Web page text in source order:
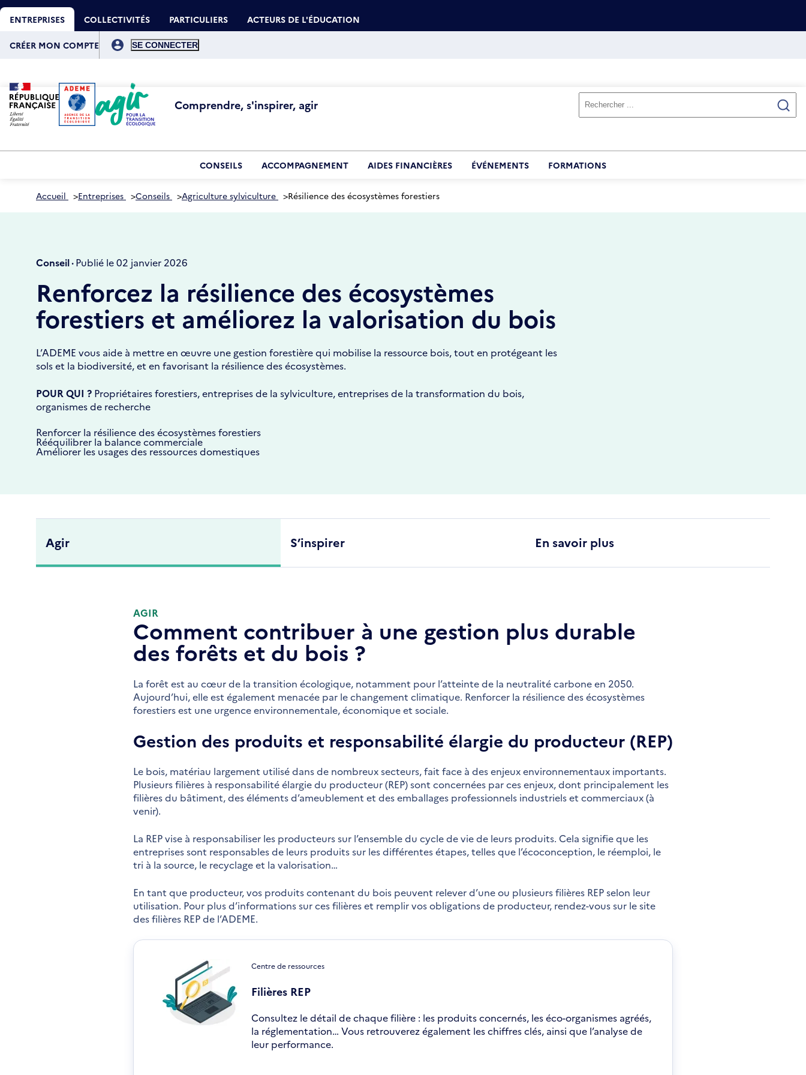
Aller
au
contenu
ENTREPRISES COLLECTIVITÉS PARTICULIERS ACTEURS DE L'ÉDUCATION
compte
CRÉER MON COMPTE
Comprendre, s'inspirer, agir
CONSEILS ACCOMPAGNEMENT AIDES FINANCIÈRES ÉVÉNEMENTS FORMATIONS
Accueil >Entreprises >Conseils >Agriculture sylviculture >Résilience des écosystèmes forestiers
Conseil ·Publié le 02 janvier 2026
Renforcez la résilience des écosystèmes
forestiers et améliorez la valorisation du bois
L’ADEME vous aide à mettre en œuvre une gestion forestière qui mobilise la ressource bois, tout en protégeant les
sols et la biodiversité, et en favorisant la résilience des écosystèmes.
POUR QUI ? Propriétaires forestiers, entreprises de la sylviculture, entreprises de la transformation du bois,
organismes de recherche
Renforcer la résilience des écosystèmes forestiers
Rééquilibrer la balance commerciale
Améliorer les usages des ressources domestiques
Agir S’inspirer En savoir plus
AGIR
Comment contribuer à une gestion plus durable
des forêts et du bois ?
La forêt est au cœur de la transition écologique, notamment pour l’atteinte de la neutralité carbone en 2050.
Aujourd’hui, elle est également menacée par le changement climatique. Renforcer la résilience des écosystèmes
forestiers est une urgence environnementale, économique et sociale.
Gestion des produits et responsabilité élargie du producteur (REP)
Le bois, matériau largement utilisé dans de nombreux secteurs, fait face à des enjeux environnementaux importants.
Plusieurs filières à responsabilité élargie du producteur (REP) sont concernées par ces enjeux, dont principalement les
filières du bâtiment, des éléments d’ameublement et des emballages professionnels industriels et commerciaux (à
venir).
La REP vise à responsabiliser les producteurs sur l’ensemble du cycle de vie de leurs produits. Cela signifie que les
entreprises sont responsables de leurs produits sur les différentes étapes, telles que l’écoconception, le réemploi, le
tri à la source, le recyclage et la valorisation…
En tant que producteur, vos produits contenant du bois peuvent relever d’une ou plusieurs filières REP selon leur
utilisation. Pour plus d’informations sur ces filières et remplir vos obligations de producteur, rendez-vous sur le site
des filières REP de l’ADEME.
Centre de ressources
Filières REP
Consultez le détail de chaque filière : les produits concernés, les éco-organismes agréés,
la réglementation… Vous retrouverez également les chiffres clés, ainsi que l’analyse de
leur performance.